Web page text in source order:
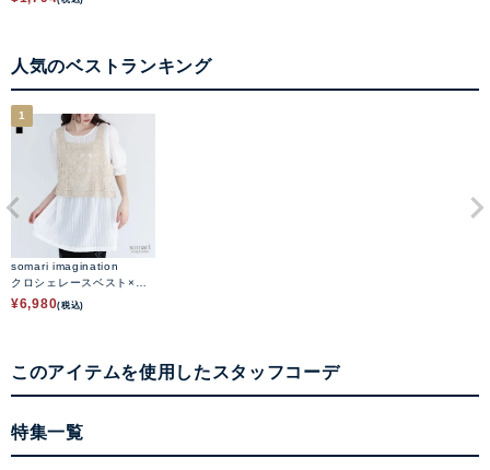
人気のベストランキング
1
somari imagination
クロシェレースベスト×ブ
ラウスセット
¥6,980(税込)
このアイテムを使用したスタッフコーデ
特集一覧